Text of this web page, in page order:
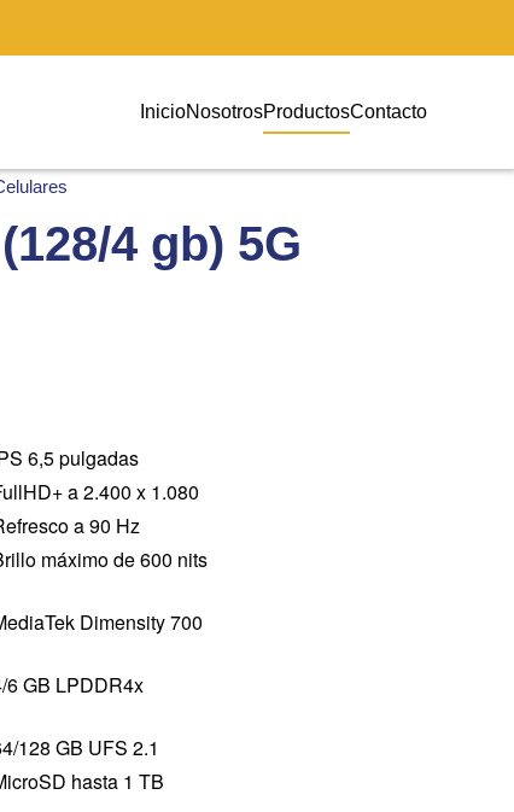
InicioNosotrosProductosContacto
4 gb) 5G
6,5 pulgadas
a 2.400 x 1.080
a 90 Hz
máximo de 600 nits
Dimensity 700
6 GB LPDDR4x
128 GB UFS 2.1
hasta 1 TB